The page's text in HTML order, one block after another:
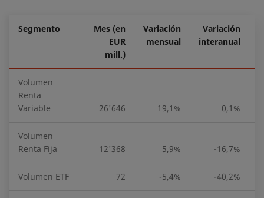
Segmento
Mes (en
EUR
mill.)
Variación
mensual
Variación
interanual
Volumen
Renta
Variable
26'646 19,1% 0,1%
Volumen
Renta Fija
12'368 5,9% -16,7%
Volumen ETF 72 -5,4% -40,2%